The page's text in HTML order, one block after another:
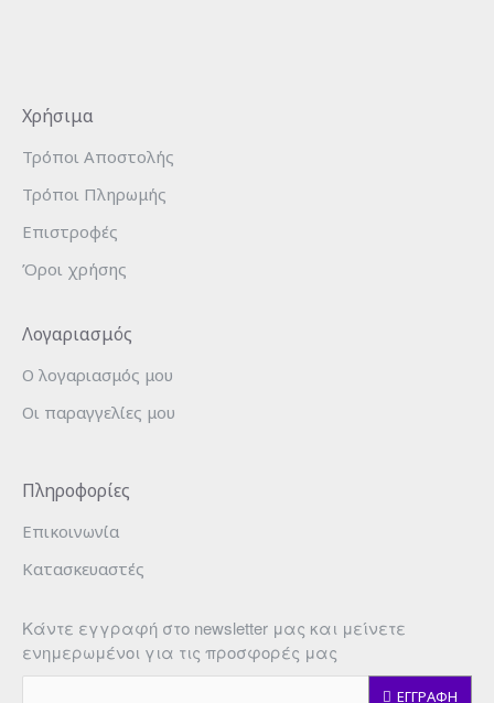
Χρήσιμα
Τρόποι Αποστολής
Τρόποι Πληρωμής
Επιστροφές
Όροι χρήσης
Λογαριασμός
Ο λογαριασμός μου
Οι παραγγελίες μου
Πληροφορίες
Επικοινωνία
Κατασκευαστές
Κάντε εγγραφή στο newsletter μας και μείνετε
ενημερωμένοι για τις προσφορές μας
ΕΓΓΡΑΦΗ